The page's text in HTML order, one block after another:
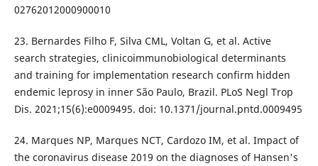
02762012000900010
23. Bernardes Filho F, Silva CML, Voltan G, et al. Active
search strategies, clinicoimmunobiological determinants
and training for implementation research confirm hidden
endemic leprosy in inner São Paulo, Brazil. PLoS Negl Trop
Dis. 2021;15(6):e0009495. doi: 10.1371/journal.pntd.0009495
24. Marques NP, Marques NCT, Cardozo IM, et al. Impact of
the coronavirus disease 2019 on the diagnoses of Hansen's